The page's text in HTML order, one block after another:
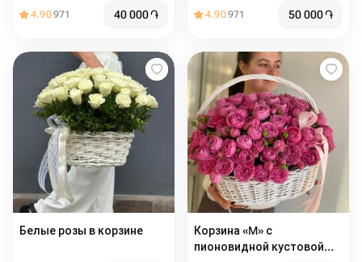
4.90971 40 000֏ 4.90971 50 000֏
Белые розы в корзине
Корзина «M» с
пионовидной кустовой